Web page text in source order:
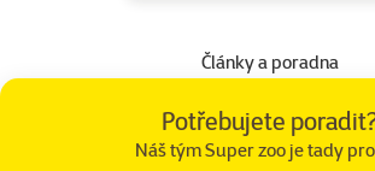
Články a poradna
Potřebujete
Náš tým Super zoo je tady